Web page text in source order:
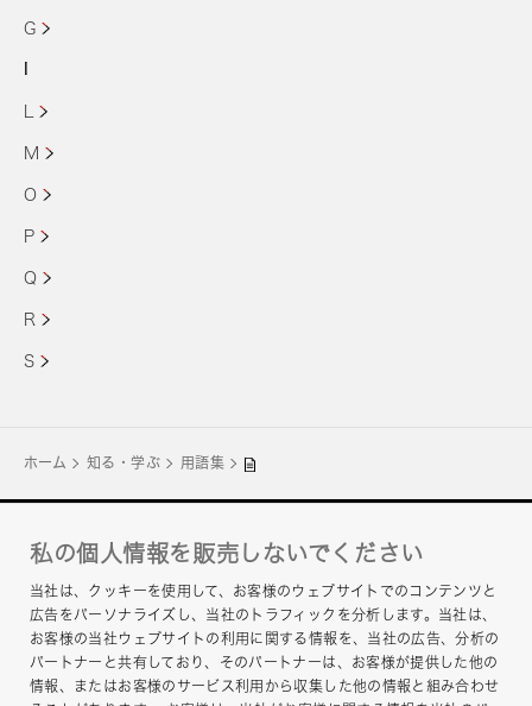
G
I
L
M
O
P
Q
R
S
ホーム 知る・学ぶ 用語集
企業サイト
お問い合わせ
グループプライバシーポリシー
このサイトについて
私の個人情報を販売しないでください
当社は、クッキーを使用して、お客様のウェブサイトでのコンテンツと
広告をパーソナライズし、当社のトラフィックを分析します。当社は、
お客様の当社ウェブサイトの利用に関する情報を、当社の広告、分析の
パートナーと共有しており、そのパートナーは、お客様が提供した他の
情報、またはお客様のサービス利用から収集した他の情報と組み合わせ